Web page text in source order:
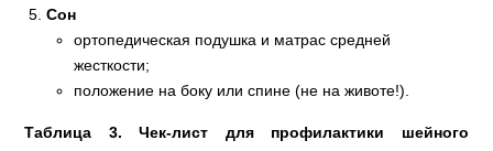
Сон
ортопедическая подушка и матрас средней
жесткости;
положение на боку или спине (не на животе!).
Таблица 3. Чек‑лист для профилактики шейного